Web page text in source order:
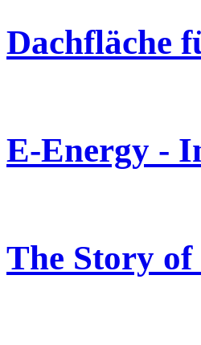
Dachfläche
E-Energy -
The Story